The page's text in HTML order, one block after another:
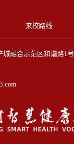
来校路线
城融合示范区和谐路1号